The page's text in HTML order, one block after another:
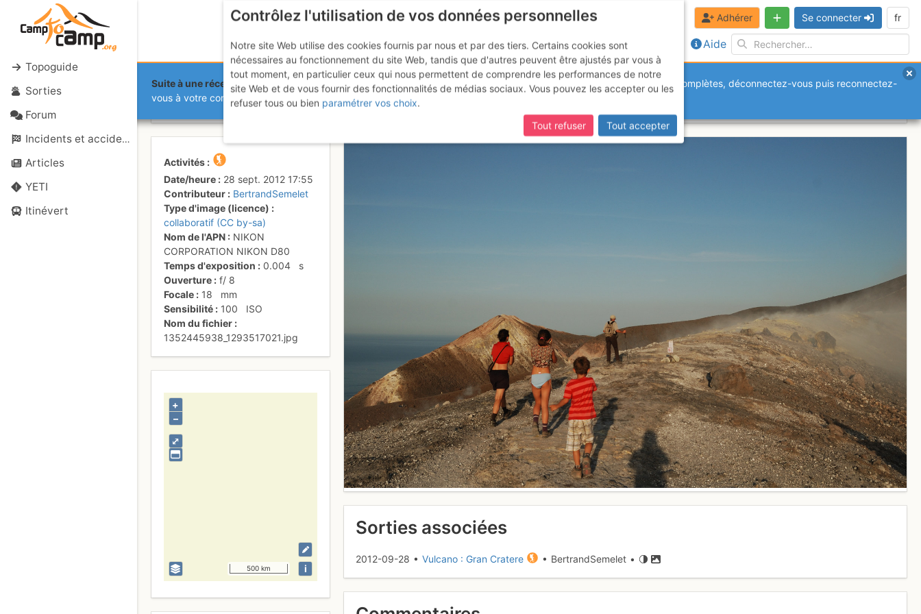
Topoguide
Sorties
Forum
Incidents et accidents
Articles
YETI
Itinévert
Aide
Adhérer Se connecter fr
Suite à une récente et importante mise à jour du site,si certaines pages ne sont plus accessibles, manquantes ou incomplètes, déconnectez-vous puis reconnectez-
vous à votre compte sur le site.
Tête baissée vers les fumerolles...
Activités
Date/heure
28 sept. 2012 17:55
Contributeur
BertrandSemelet
Type d'image (licence)
collaboratif (CC by-sa)
Nom de l'APN
NIKON
CORPORATION NIKON D80
Temps d'exposition
0.004
s
Ouverture
f/8
Focale
18
mm
Sensibilité
100
ISO
Nom du fichier
1352445938_1293517021.jpg
⤢
+
–
500 km i
Sorties associées
2012-09-28 •Vulcano : Gran Cratere • BertrandSemelet •
Contrôlez l'utilisation de vos données personnelles
Notre site Web utilise des cookies fournis par nous et par des tiers. Certains cookies sont
nécessaires au fonctionnement du site Web, tandis que d'autres peuvent être ajustés par vous à
tout moment, en particulier ceux qui nous permettent de comprendre les performances de notre
site Web et de vous fournir des fonctionnalités de médias sociaux. Vous pouvez les accepter ou les
refuser tous ou bien paramétrer vos choix.
Tout refuser
Tout accepter